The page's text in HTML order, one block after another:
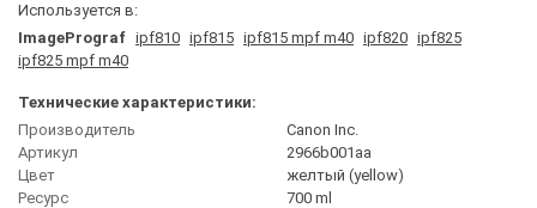
Используется в:
ImagePrograf ipf810 ipf815 ipf815 mpf m40 ipf820 ipf825
ipf825 mpf m40
Технические характеристики:
Производитель
Canon Inc.
Артикул
2966b001aa
Цвет
желтый (yellow)
Ресурс
700 ml